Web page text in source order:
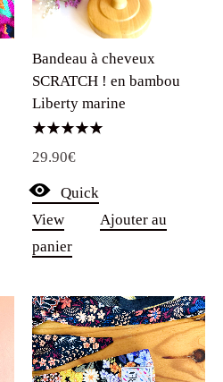
Bandeau à cheveux
SCRATCH ! en bambou
Liberty marine
5.00
29.90€
Quick
View
Ajouter au
panier